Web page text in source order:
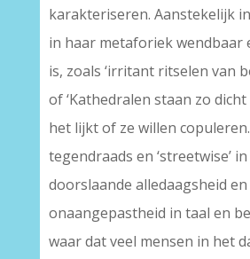
karakteriseren. Aanstekelijk
in haar metaforiek wendbaar
is, zoals ‘irritant ritselen van
of ‘Kathedralen staan zo
het lijkt of ze willen copuleren.
tegendraads en ‘streetwise’
doorslaande alledaagsheid en
onaangepastheid in taal en
waar dat veel mensen in het